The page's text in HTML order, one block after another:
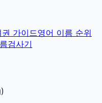
권 가이드영어 이름 순위
검사기